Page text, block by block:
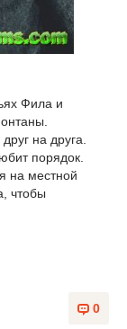
Фила и
на друга.
порядок.
на местной
чтобы
0